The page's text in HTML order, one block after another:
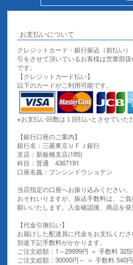
お支払いについて
クレジットカード・銀行振込（前払い
引をさせて頂いているお客様は営業部
です。
【クレジットカード払い】
以下のカードがご利用可能です。
※お支払い回数は１回払いとさせていた
【銀行口座のご案内】
銀行名：三菱東京ＵＦＪ銀行
支店：新板橋支店(185)
科目：普通 4367191
口座名義：ブンシンドウショテン
当店指定の口座へお振り込みください。
おそれいりますが、振込手数料は、ご
願いいたします。入金確認後、商品を発
【代金引換払い】
お届けした配達員に代金をお支払くださ
別途下記手数料がかかります。
ご注文総額：1～29999円 ＝ 手数料 325
ご注文総額：30000円～ ＝ 手数料 540円